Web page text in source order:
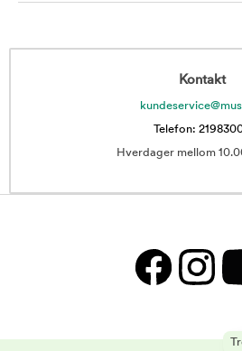
Kontakt
Telefon:
Hverdager mellom